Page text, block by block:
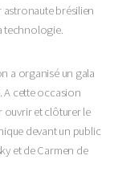
brésilien
technologie.
a organisé un gala
A cette occasion
ouvrir et clôturer le
devant un public
et de Carmen de